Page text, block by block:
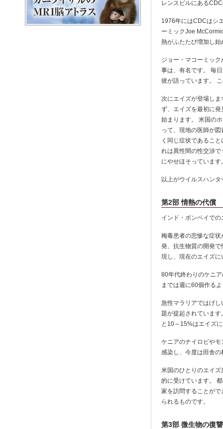
レンスビルにある
1976年にはCDCはシ
ーミックJoe
熱がふたたび増加し始
ジョー・マコーミッ
事は、有名です。 毎
彼が語っています。
次にエイズが登場し
ず、エイズを最初に
始まります。 米国の
って、現地の医師が
く同じ症状であるこ
れは異性間の性交渉
にやせほそっています
以上がウイルスハン
第2部 情熱の代償
インド・ボンベイで
梅毒患者の悲惨な症
発、抗生物質の開発
現し、現在のエイズ
80年代終わりのケニ
までは週に60個作る
急性マラリアではげ
題が提起されていま
と10～15%はエイズ
ケニアのナイロビや
感染し、今度は田舎
米国のひとりのエイ
的に受けています。
家を訪問することが
られるものです。
第3部 微生物の復讐